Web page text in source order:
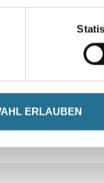
ERLAUBEN